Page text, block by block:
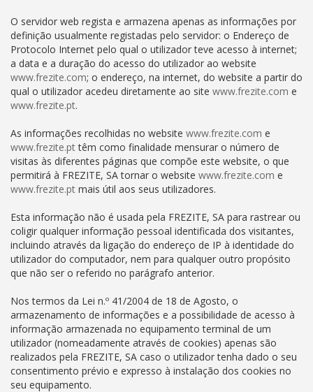
O servidor web regista e armazena apenas as informações por
definição usualmente registadas pelo servidor: o Endereço de
Protocolo Internet pelo qual o utilizador teve acesso à internet;
a data e a duração do acesso do utilizador ao website
www.frezite.com; o endereço, na internet, do website a partir do
qual o utilizador acedeu diretamente ao site www.frezite.com e
www.frezite.pt.
As informações recolhidas no website www.frezite.com e
www.frezite.pttêm como finalidade mensurar o número de
visitas às diferentes páginas que compõe este website, o que
permitirá à FREZITE, SA tornar o website www.frezite.com e
www.frezite.pt mais útil aos seus utilizadores.
Esta informação não é usada pela FREZITE, SA para rastrear ou
coligir qualquer informação pessoal identificada dos visitantes,
incluindo através da ligação do endereço de IP à identidade do
utilizador do computador, nem para qualquer outro propósito
que não ser o referido no parágrafo anterior.
Nos termos da Lei n.º 41/2004 de 18 de Agosto, o
armazenamento de informações e a possibilidade de acesso à
informação armazenada no equipamento terminal de um
utilizador (nomeadamente através de cookies) apenas são
realizados pela FREZITE, SA caso o utilizador tenha dado o seu
consentimento prévio e expresso à instalação dos cookies no
seu equipamento.